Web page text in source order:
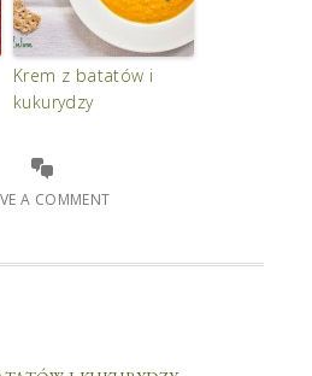
Krem z batatów i
kukurydzy
A COMMENT